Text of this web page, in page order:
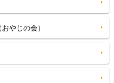
やじの会）